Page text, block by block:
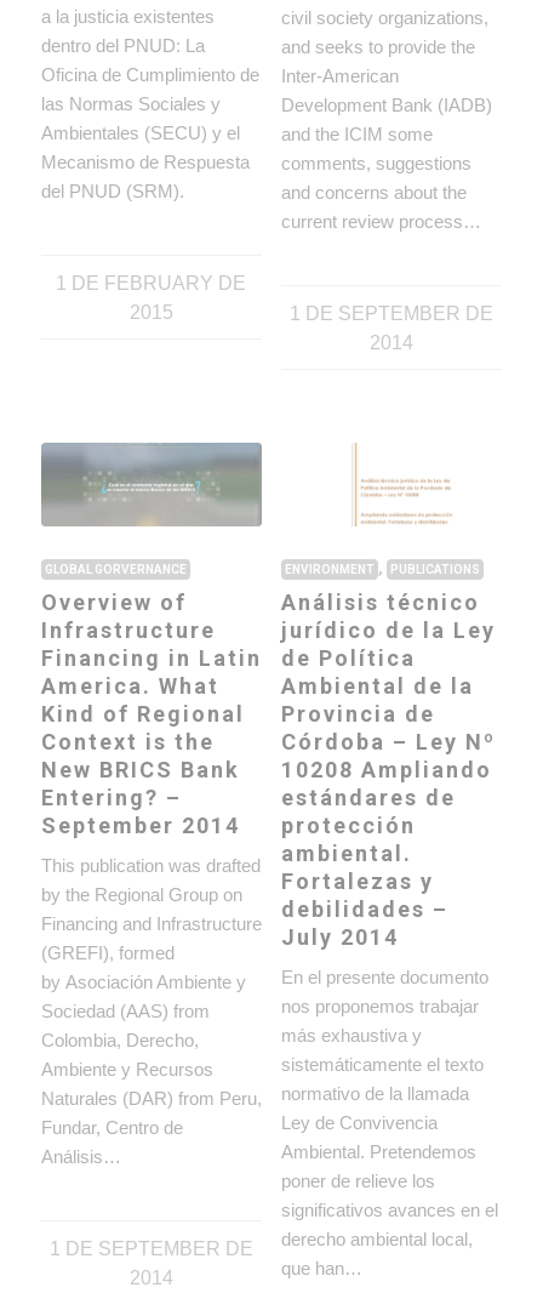
a la justicia existentes
dentro del PNUD: La
Oficina de Cumplimiento de
las Normas Sociales y
Ambientales (SECU) y el
Mecanismo de Respuesta
del PNUD (SRM).
1 DE FEBRUARY DE
2015
civil society organizations,
and seeks to provide the
Inter-American
Development Bank (IADB)
and the ICIM some
comments, suggestions
and concerns about the
current review process…
1 DE SEPTEMBER DE
2014
GLOBAL GORVERNANCE
Overview of
Infrastructure
Financing in Latin
America. What
Kind of Regional
Context is the
New BRICS Bank
Entering? –
September 2014
This publication was drafted
by the Regional Group on
Financing and Infrastructure
(GREFI), formed
by Asociación Ambiente y
Sociedad (AAS) from
Colombia, Derecho,
Ambiente y Recursos
Naturales (DAR) from Peru,
Fundar, Centro de
Análisis…
1 DE SEPTEMBER DE
2014
ENVIRONMENT , PUBLICATIONS
Análisis técnico
jurídico de la Ley
de Política
Ambiental de la
Provincia de
Córdoba – Ley Nº
10208 Ampliando
estándares de
protección
ambiental.
Fortalezas y
debilidades –
July 2014
En el presente documento
nos proponemos trabajar
más exhaustiva y
sistemáticamente el texto
normativo de la llamada
Ley de Convivencia
Ambiental. Pretendemos
poner de relieve los
significativos avances en el
derecho ambiental local,
que han…